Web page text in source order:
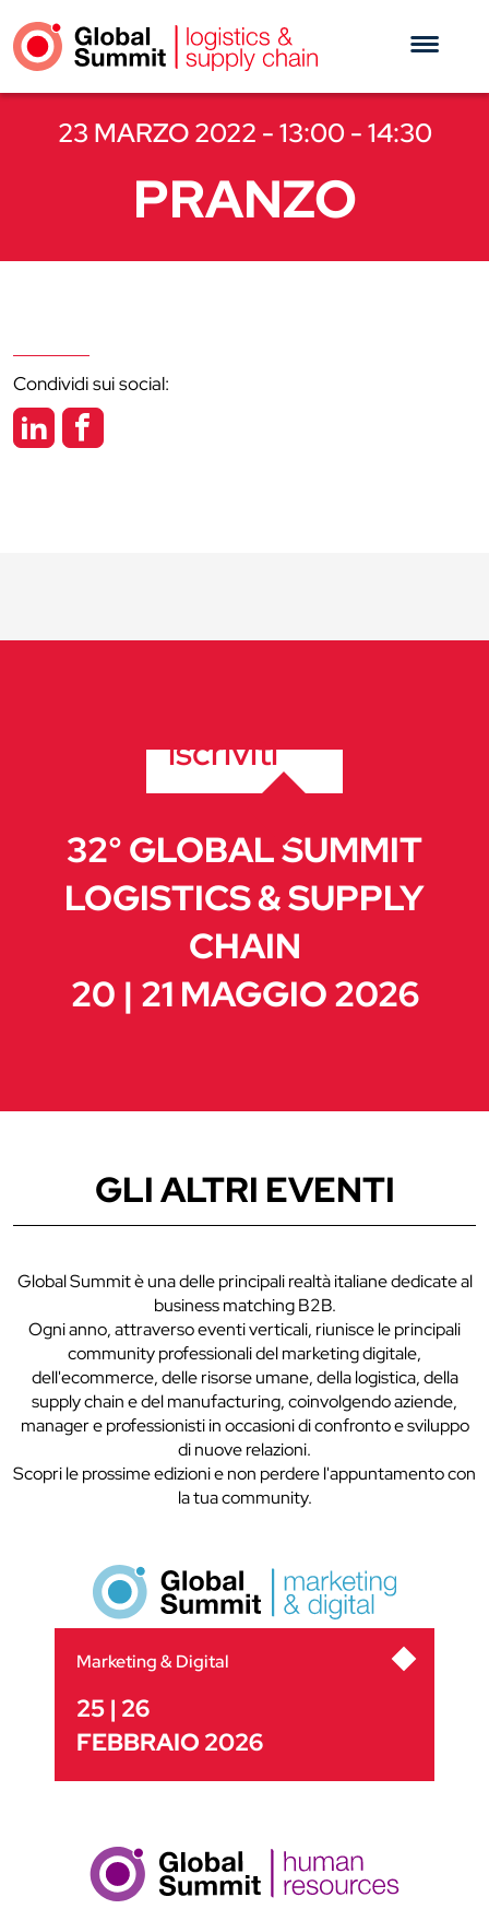
23 MARZO 2022 - 13:00 - 14:30
PRANZO
Condividi sui social:
iscriviti
32° GLOBAL SUMMIT
LOGISTICS & SUPPLY
CHAIN
20 | 21 MAGGIO 2026
GLI ALTRI EVENTI
Global Summit è una delle principali realtà italiane dedicate al
business matching B2B.
Ogni anno, attraverso eventi verticali, riunisce le principali
community professionali del marketing digitale,
dell'ecommerce, delle risorse umane, della logistica, della
supply chain e del manufacturing, coinvolgendo aziende,
manager e professionisti in occasioni di confronto e sviluppo
di nuove relazioni.
Scopri le prossime edizioni e non perdere l'appuntamento con
la tua community.
Marketing & Digital
25 | 26
FEBBRAIO 2026